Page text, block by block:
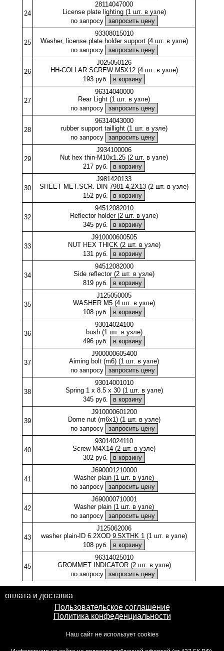
24
28114047000
License plate lighting (1 шт. в узле)
по запросу
25
93308015010
Washer, license plate holder support (4 шт. в узле)
по запросу
26
J025050126
HH-COLLAR SCREW M5X12 (4 шт. в узле)
193 руб.
27
96314040000
Rear Light (1 шт. в узле)
по запросу
28
96314043000
rubber support taillight (1 шт. в узле)
по запросу
29
J934100006
Nut hex thin-M10x1.25 (2 шт. в узле)
217 руб.
30
J981420133
SHEET MET.SCR. DIN 7981 4,2X13 (2 шт. в узле)
152 руб.
32
94512082010
Reflector holder (2 шт. в узле)
345 руб.
33
J910000600505
NUT HEX THICK (2 шт. в узле)
131 руб.
34
94512082000
Side reflector (2 шт. в узле)
819 руб.
35
J125050005
WASHER M5 (4 шт. в узле)
108 руб.
36
93014024100
bush (1 шт. в узле)
496 руб.
37
J900000605400
Aiming bolt (m6) (1 шт. в узле)
по запросу
38
93014001010
Spring 1 x 8.5 x 30 (1 шт. в узле)
345 руб.
39
J910000601200
Dome nut (m6x1) (1 шт. в узле)
по запросу
40
93014024110
Screw M4X14 (2 шт. в узле)
302 руб.
41
J690001210000
Washer plain (1 шт. в узле)
по запросу
42
J690000710001
Washer plain (1 шт. в узле)
по запросу
43
J125062006
washer plain-ID 6.2XOD 9.5XTHK 1 (1 шт. в узле)
108 руб.
45
96314025010
GROMMET INDICATOR (2 шт. в узле)
по запросу
оплата и доставка
Пользовательское соглашение
Политика конфеденциальности
Наш сайт не использует cookies